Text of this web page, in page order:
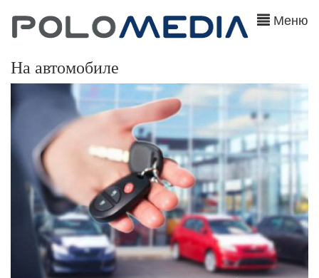
Меню
На автомобиле